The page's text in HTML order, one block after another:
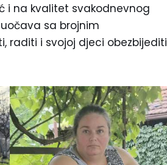
i na kvalitet svakodnevnog
sa brojnim
raditi i svojoj djeci obezbijediti